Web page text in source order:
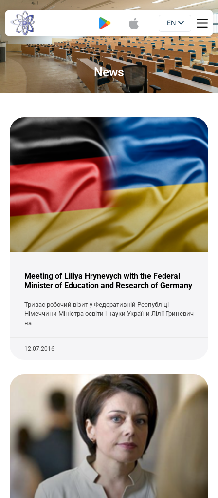
EN
UA
News
Meeting of Liliya Hrynevych with the Federal
Minister of Education and Research of Germany
Триває робочий візит у Федеративній Республіці
Німеччини Міністра освіти і науки України Лілії Гриневич
на
12.07.2016